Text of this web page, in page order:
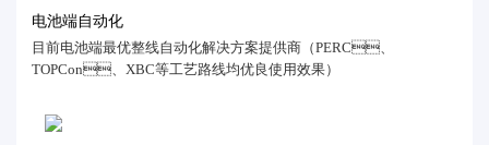
电池端自动化
目前电池端最优整线自动化解决方案提供商（PERC、
TOPCon、XBC等工艺路线均优良使用效果）